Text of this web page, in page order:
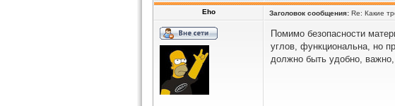
Eho Заголовок сообщения: Re: Какие
Помимо безопасности
углов, функциональна, но
должно быть удобно,